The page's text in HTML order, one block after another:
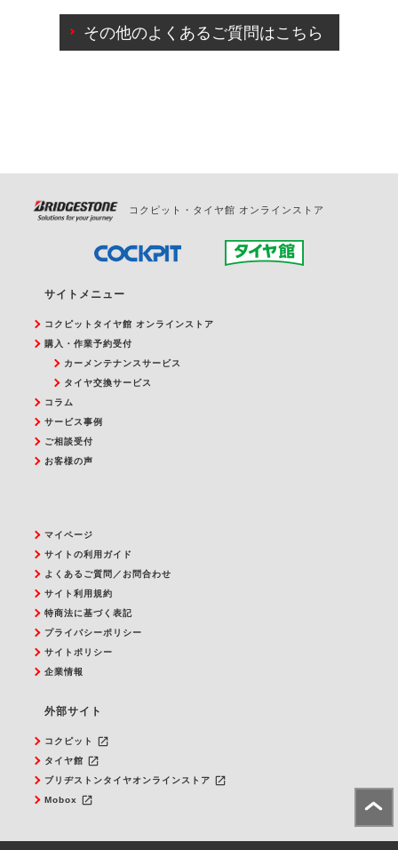
ご来店予約日の3営業日前を過ぎている場合のご予約
の日時変更につきましては、直接ご予約の店舗まで
その他のよくあるご質問はこちら
コクピット・タイヤ館 オンラインストア
サイトメニュー
コクピットタイヤ館 オンラインストア
購入・作業予約受付
カーメンテナンスサービス
タイヤ交換サービス
コラム
サービス事例
ご相談受付
お客様の声
マイページ
サイトの利用ガイド
よくあるご質問／お問合わせ
サイト利用規約
特商法に基づく表記
プライバシーポリシー
サイトポリシー
企業情報
外部サイト
コクピット launch
タイヤ館 launch
ブリヂストンタイヤオンラインストア launch
Mobox launch